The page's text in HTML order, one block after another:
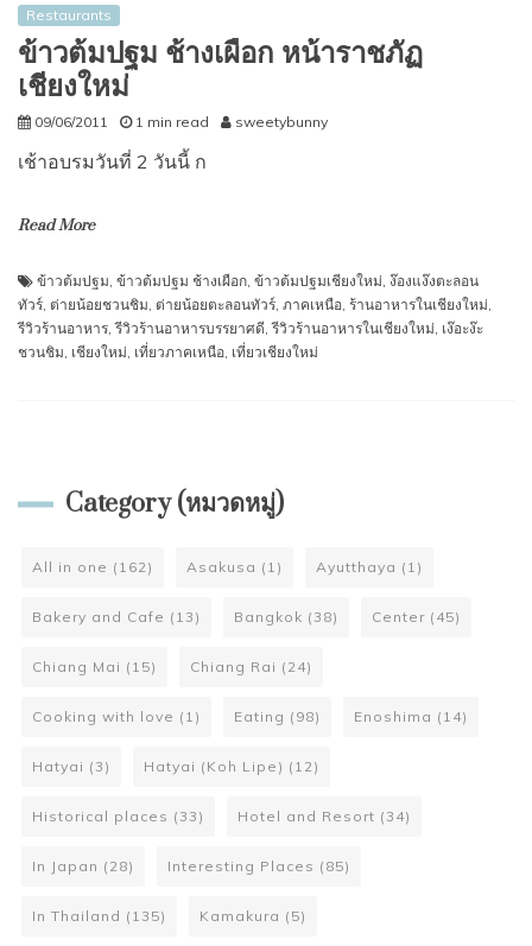
Restaurants
ข้าวต้มปฐม ช้างเผือก หน้าราชภัฏ
เชียงใหม่
09/06/2011 1 min read sweetybunny
เช้าอบรมวันที่ 2 วันนี้ ก
Read More
ข้าวต้มปฐม, ข้าวต้มปฐม ช้างเผือก, ข้าวต้มปฐมเชียงใหม่, ง๊องแง๊งตะลอน
ทัวร์, ต่ายน้อยชวนชิม, ต่ายน้อยตะลอนทัวร์, ภาคเหนือ, ร้านอาหารในเชียงใหม่,
รีวิวร้านอาหาร,รีวิวร้านอาหารบรรยาศดี,รีวิวร้านอาหารในเชียงใหม่, เง๊อะง๊ะ
ชวนชิม, เชียงใหม่, เที่ยวภาคเหนือ, เที่ยวเชียงใหม่
Category (หมวดหมู่)
All in one (162) Asakusa (1) Ayutthaya (1)
Bakery and Cafe (13) Bangkok (38) Center (45)
Chiang Mai (15) Chiang Rai (24)
Cooking with love (1) Eating (98) Enoshima (14)
Hatyai (3) Hatyai (Koh Lipe) (12)
Historical places (33) Hotel and Resort (34)
In Japan (28) Interesting Places (85)
In Thailand (135) Kamakura (5)